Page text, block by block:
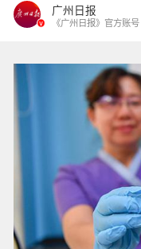
广州日报
《广州日报》官方账号